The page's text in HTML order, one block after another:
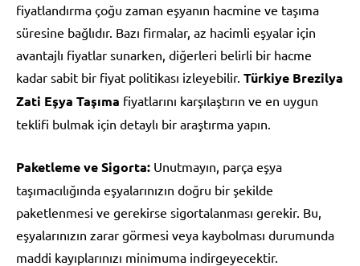
fiyatlandırma çoğu zaman eşyanın hacmine ve taşıma
süresine bağlıdır. Bazı firmalar, az hacimli eşyalar için
avantajlı fiyatlar sunarken, diğerleri belirli bir hacme
kadar sabit bir fiyat politikası izleyebilir. Türkiye Brezilya
Zati Eşya Taşıma fiyatlarını karşılaştırın ve en uygun
teklifi bulmak için detaylı bir araştırma yapın.
Paketleme ve Sigorta: Unutmayın, parça eşya
taşımacılığında eşyalarınızın doğru bir şekilde
paketlenmesi ve gerekirse sigortalanması gerekir. Bu,
eşyalarınızın zarar görmesi veya kaybolması durumunda
maddi kayıplarınızı minimuma indirgeyecektir.